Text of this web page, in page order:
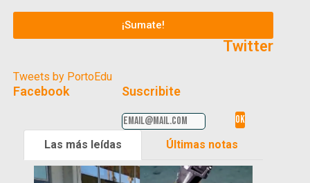
¡Sumate!
Twitter
Tweets by PortoEdu
Facebook Suscribite
Las más leídas Últimas notas